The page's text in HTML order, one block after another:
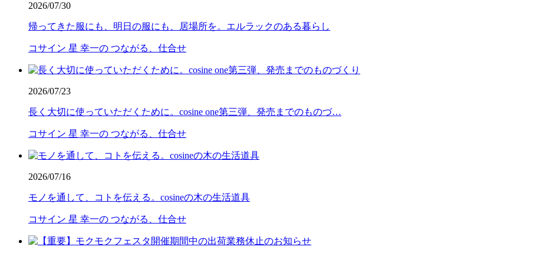
2026/07/30
帰ってきた服にも、明日の服にも、居場所を。エルラックのある暮らし
コサイン 星 幸一の つながる、仕合せ
2026/07/23
長く大切に使っていただくために。cosine one第三弾、発売までのものづ…
コサイン 星 幸一の つながる、仕合せ
2026/07/16
モノを通して、コトを伝える。cosineの木の生活道具
コサイン 星 幸一の つながる、仕合せ